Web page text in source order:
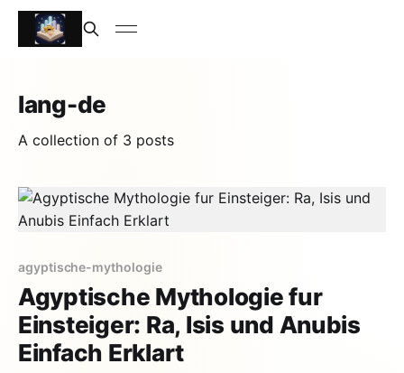
lang-de
A collection of 3 posts
agyptische-mythologie
Agyptische Mythologie fur
Einsteiger: Ra, Isis und Anubis
Einfach Erklart